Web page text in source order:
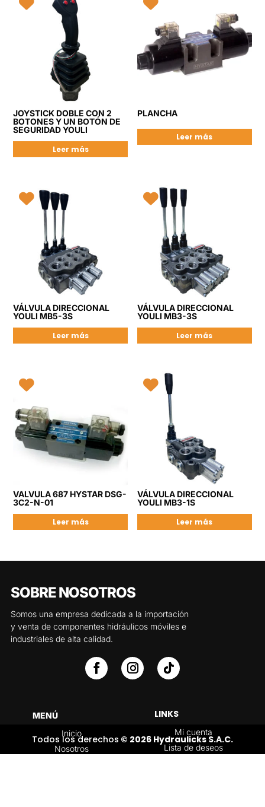
JOYSTICK DOBLE CON 2
BOTONES Y UN BOTÓN DE
SEGURIDAD YOULI
Leer más
PLANCHA
Leer más
VÁLVULA DIRECCIONAL
YOULI MB5-3S
Leer más
VÁLVULA DIRECCIONAL
YOULI MB3-3S
Leer más
VALVULA 687 HYSTAR DSG-
3C2-N-01
Leer más
VÁLVULA DIRECCIONAL
YOULI MB3-1S
Leer más
SOBRE NOSOTROS
Somos una empresa dedicada a la importación
y venta de componentes hidráulicos móviles e
industriales de alta calidad.
MENÚ
Inicio
Nosotros
LINKS
Mi cuenta
Lista de deseos
Todos los derechos © 2026 Hydraulicks S.A.C.